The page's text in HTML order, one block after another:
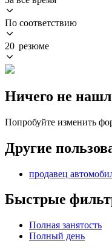
По соответствию
20 резюме
Ничего не
Попробуйте изменить
Другие
продавец
Быстрые
Полная занятость
Полный день